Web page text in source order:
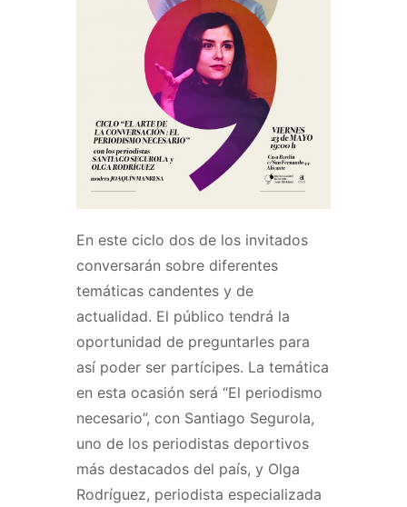
En este ciclo dos de los invitados
conversarán sobre diferentes
temáticas candentes y de
actualidad. El público tendrá la
oportunidad de preguntarles para
así poder ser partícipes. La temática
en esta ocasión será “El periodismo
necesario”, con Santiago Segurola,
uno de los periodistas deportivos
más destacados del país, y Olga
Rodríguez, periodista especializada